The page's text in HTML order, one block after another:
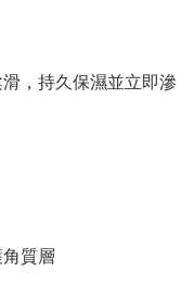
，持久保濕並立即滲
質層